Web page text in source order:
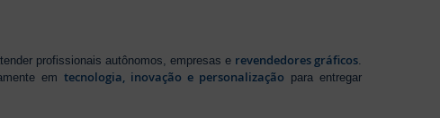
profissionais autônomos, empresas e revendedores gráficos.
em tecnologia, inovação e personalização para entregar